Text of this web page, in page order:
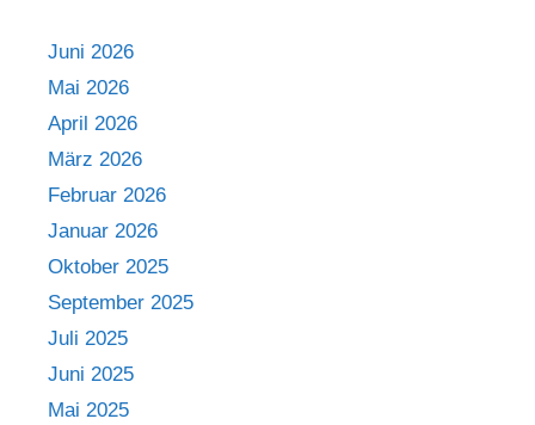
Juni 2026
Mai 2026
April 2026
März 2026
Februar 2026
Januar 2026
Oktober 2025
September 2025
Juli 2025
Juni 2025
Mai 2025